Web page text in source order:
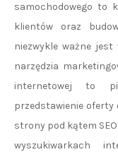
samochodowego to
klientów oraz
niezwykle ważne
narzędzia
internetowej to
przedstawienie
strony pod kątem
wyszukiwarkach